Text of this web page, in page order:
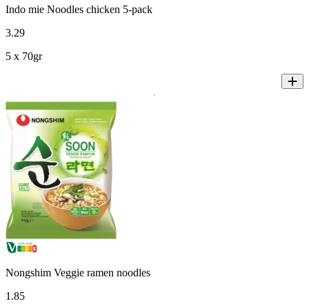
Indo mie Noodles chicken 5-pack
3.29
5 x 70gr
Nongshim Veggie ramen noodles
1 .85